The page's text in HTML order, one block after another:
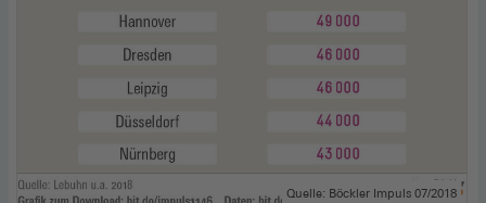
Quelle: Böckler Impuls 07/2018